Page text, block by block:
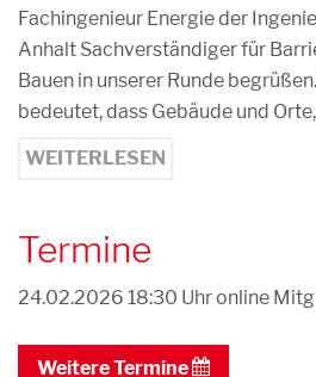
Fachingenieur Energie der
Anhalt Sachverständiger für
Bauen in unserer Runde
bedeutet, dass Gebäude und
WEITERLESEN
Termine
24.02.2026 18:30 Uhronline
Weitere Termine